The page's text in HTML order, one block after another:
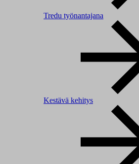
Tredu työnantajana
Kestävä kehitys